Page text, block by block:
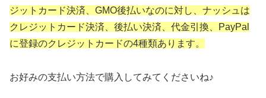
ジットカード決済、GMO後払いなのに対し、ナッシュは
クレジットカード決済、後払い決済、代金引換、PayPal
に登録のクレジットカードの4種類あります。
お好みの支払い方法で購入してみてくださいね♪